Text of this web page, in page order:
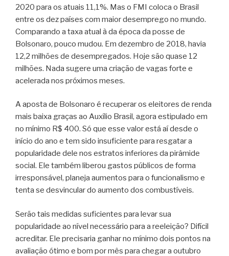
2020 para os atuais 11,1%. Mas o FMI coloca o Brasil
entre os dez países com maior desemprego no mundo.
Comparando a taxa atual à da época da posse de
Bolsonaro, pouco mudou. Em dezembro de 2018, havia
12,2 milhões de desempregados. Hoje são quase 12
milhões. Nada sugere uma criação de vagas forte e
acelerada nos próximos meses.
A aposta de Bolsonaro é recuperar os eleitores de renda
mais baixa graças ao Auxílio Brasil, agora estipulado em
no mínimo R$ 400. Só que esse valor está aí desde o
início do ano e tem sido insuficiente para resgatar a
popularidade dele nos estratos inferiores da pirâmide
social. Ele também liberou gastos públicos de forma
irresponsável, planeja aumentos para o funcionalismo e
tenta se desvincular do aumento dos combustíveis.
Serão tais medidas suficientes para levar sua
popularidade ao nível necessário para a reeleição? Difícil
acreditar. Ele precisaria ganhar no mínimo dois pontos na
avaliação ótimo e bom por mês para chegar a outubro